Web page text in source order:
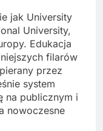
jak University
University,
Edukacja
filarów
przez
system
na publicznym i
nowoczesne